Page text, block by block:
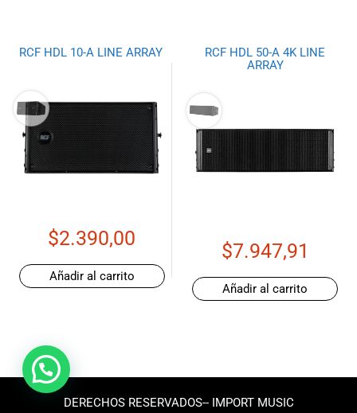
RCF HDL 10-A LINE ARRAY
$2.390,00
Añadir al carrito
RCF HDL 50-A 4K LINE
ARRAY
$7.947,91
Añadir al carrito
DERECHOS RESERVADOS-- IMPORT MUSIC